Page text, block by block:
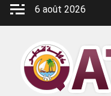
Aller
6 août 2026